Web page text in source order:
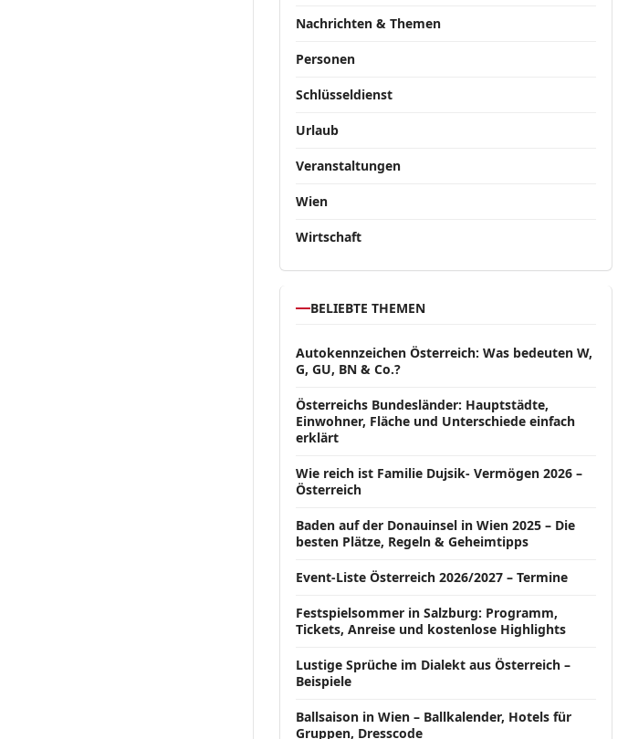
Nachrichten & Themen
Personen
Schlüsseldienst
Urlaub
Veranstaltungen
Wien
Wirtschaft
BELIEBTE THEMEN
Autokennzeichen Österreich: Was bedeuten W,
G, GU, BN & Co.?
Österreichs Bundesländer: Hauptstädte,
Einwohner, Fläche und Unterschiede einfach
erklärt
Wie reich ist Familie Dujsik- Vermögen 2026 –
Österreich
Baden auf der Donauinsel in Wien 2025 – Die
besten Plätze, Regeln & Geheimtipps
Event-Liste Österreich 2026/2027 – Termine
Festspielsommer in Salzburg: Programm,
Tickets, Anreise und kostenlose Highlights
Lustige Sprüche im Dialekt aus Österreich –
Beispiele
Ballsaison in Wien – Ballkalender, Hotels für
Gruppen, Dresscode